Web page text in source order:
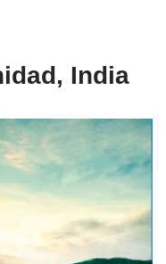
India